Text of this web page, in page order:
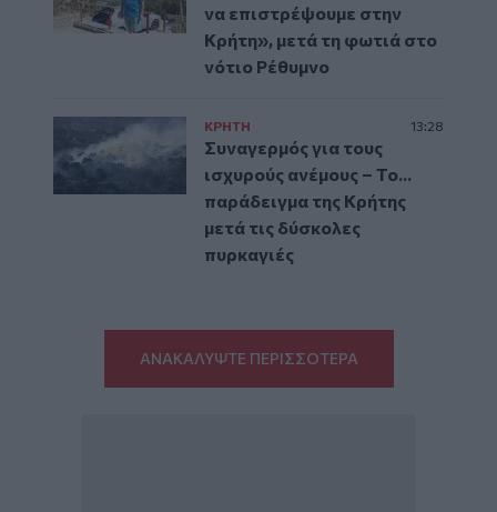
να επιστρέψουμε στην
Κρήτη», μετά τη φωτιά στο
νότιο Ρέθυμνο
ΚΡΗΤΗ 13:28
Συναγερμός για τους
ισχυρούς ανέμους – Το...
παράδειγμα της Κρήτης
μετά τις δύσκολες
πυρκαγιές
ΑΝΑΚΑΛΥΨΤΕ ΠΕΡΙΣΣΟΤΕΡΑ